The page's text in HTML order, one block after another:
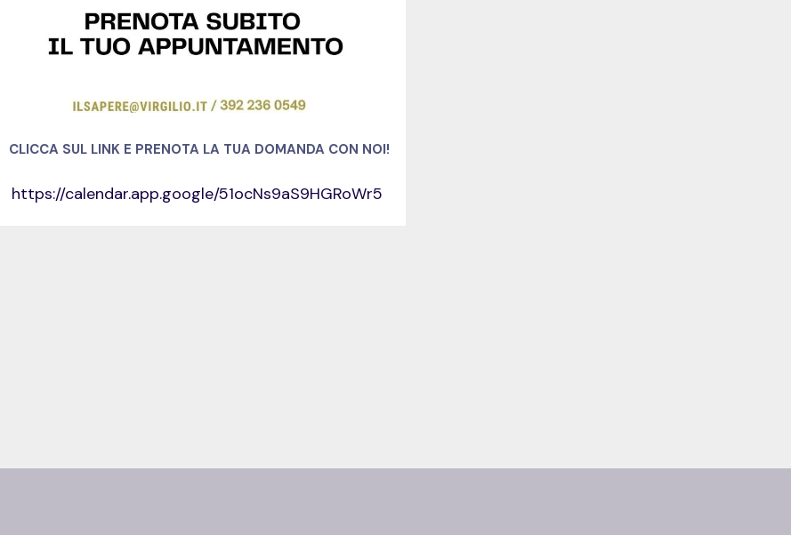
CLICCA SUL LINK E PRENOTA LA TUA DOMANDA CON NOI!
https://calendar.app.google/51ocNs9aS9HGRoWr5